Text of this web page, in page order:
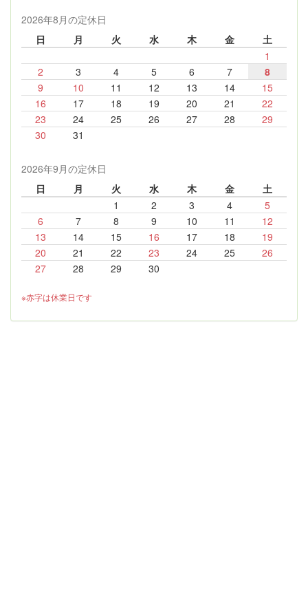
2026年8月の定休日
日
月 火 水 木 金
土
1
2
3 4 5 6 7
8
9
10 11 12 13 14
15
16
17 18 19 20 21
22
23
24 25 26 27 28
29
30
31
2026年9月の定休日
日
月 火 水 木 金
土
1
2 3 4
5
6
7 8 9 10 11
12
13
14 15 16 17 18
19
20
21 22 23 24 25
26
27
28 29 30
※赤字は休業日です